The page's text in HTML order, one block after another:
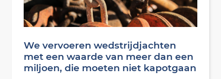
We vervoeren wedstrijdjachten
met een waarde van meer dan een
miljoen, die moeten niet kapotgaan